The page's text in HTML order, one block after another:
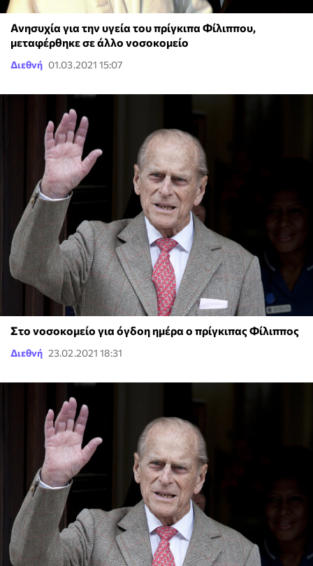
Ανησυχία για την υγεία του πρίγκιπα Φίλιππου,
μεταφέρθηκε σε άλλο νοσοκομείο
Διεθνή 01.03.2021 15:07
Στο νοσοκομείο για όγδοη ημέρα ο πρίγκιπας Φίλιππος
Διεθνή 23.02.2021 18:31